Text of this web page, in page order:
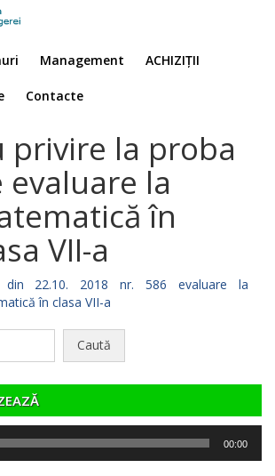
Management ACHIZIȚII
Contacte
privire la proba
evaluare la
în
VII-a
din 22.10. 2018 nr. 586 evaluare la
în clasa VII-a
00:00